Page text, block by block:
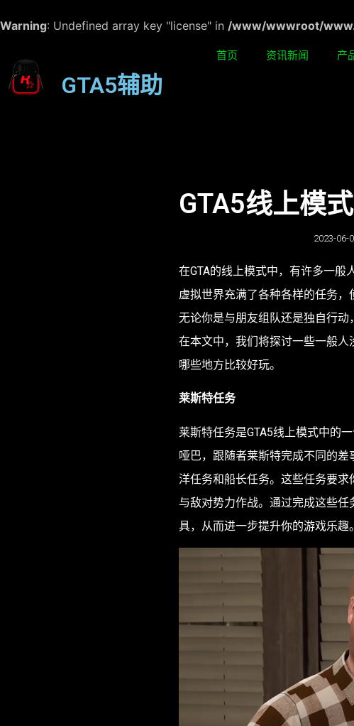
Warning: Undefined array key "license" in /www/wwwroot/
GTA5辅助
首页 资讯新闻 产
GTA5线上模
2023-06-
在GTA的线上模式中，有许多一
虚拟世界充满了各种各样的任务，
无论你是与朋友组队还是独自行动
在本文中，我们将探讨一些一般人
哪些地方比较好玩。
莱斯特任务
莱斯特任务是GTA5线上模式中的
哑巴，跟随者莱斯特完成不同的
洋任务和船长任务。这些任务要
与敌对势力作战。通过完成这些
具，从而进一步提升你的游戏乐趣。